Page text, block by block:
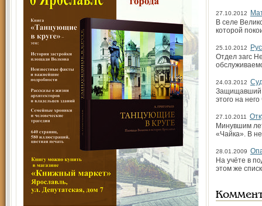
27.10.2012
В селе
которой
25.10.2012
Отдел загс
24.03.2012
Защищавший
этого на
27.10.2011
Минувшим
«Чайка». В
28.01.2009
На учёте в
этом же